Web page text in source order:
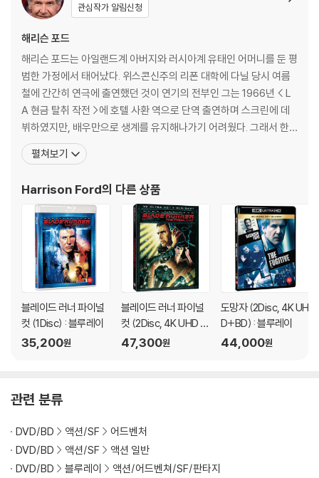
문의 바랍니다.
2) 사양 오인지, 오 구매, 변심 사유로의 반품은 제품 개봉 전에만 운임비
부담 후 처리 가능합니다.
3) 스틸북 한정판, 초회 한정판의 경우 제작 수량이 한정되어 있고, 택배
이동 과정에서의 손상이 발생하면, 재 판매가 어려우므로 신중한 구매 선
택을 부탁드립니다.
4) 한정판 상품의 변심, 오구매로 인한 반품은 회송된 상품의 상태 확인 후
진행이 가능합니다. 택배 이동 중 파손이 발생하지 않도록 완충 포장을 부
탁드립니다.
관심작가 알림신청
해리슨 포드
해리슨 포드는 아일랜드계 아버지와 러시아계 유태인 어머니를 둔 평
범한 가정에서 태어났다. 위스콘신주의 리폰 대학에 다닐 당시 여름
철에 간간히 연극에 출연했던 것이 연기의 전부인 그는 1966년 < L
A 현금 탈취 작전 >에 호텔 사환 역으로 단역 출연하며 스크린에 데
뷔하였지만, 배우만으로 생계를 유지해나가기 어려웠다. 그래서 한
동안 배우를 관두고, 목수로서 일을 하기도 했다. 그런 그는 1977년
<스타워즈>의 한솔로 역으로 최고의 스타가 되었다. 이후 그의 출연
이드 러너>, <지옥의 묵시록>과 같은 영화에
펼쳐보기
Harrison Ford의 다른 상품
블레이드 러너 파이널
컷 (1Disc) : 블루레이
35,200원
블레이드 러너 파이널
컷 (2Disc, 4K UHD 슬
립케이스 한정판) : 블
47,300원
도망자 (2Disc, 4K UH
D+BD) : 블루레이
44,000원
관련 분류
DVD/BD 액션/SF
어드벤처
DVD/BD
액션/SF
액션 일반
DVD/BD
블루레이
액션/어드벤쳐/SF/판타지